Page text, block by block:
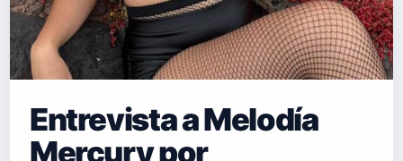
Entrevista a Melodía
Mercury por